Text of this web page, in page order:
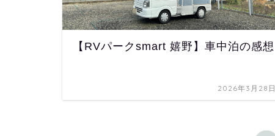
【RVパークsmart 嬉野】車中泊の感想
2026年3月28日